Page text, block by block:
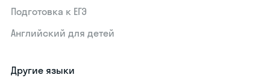
Подготовка к ЕГЭ
Английский для детей
Другие языки